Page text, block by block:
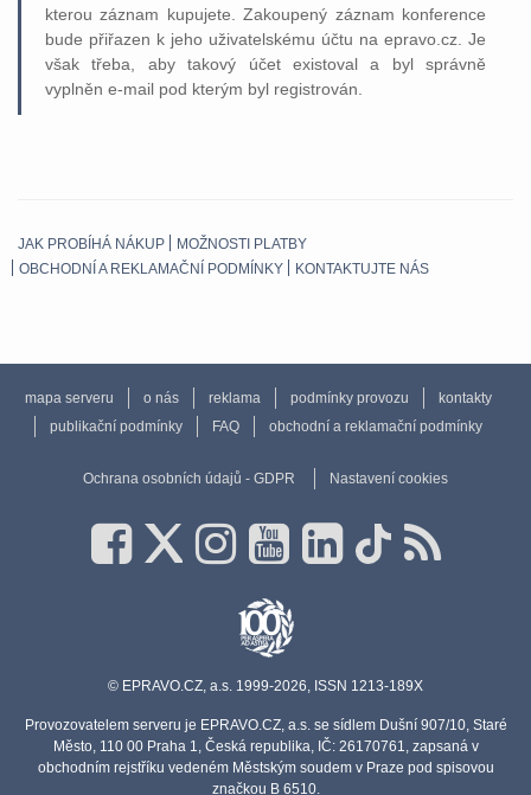
kterou záznam kupujete. Zakoupený záznam konference
bude přiřazen k jeho uživatelskému účtu na epravo.cz. Je
však třeba, aby takový účet existoval a byl správně
vyplněn e-mail pod kterým byl registrován.
JAK PROBÍHÁ NÁKUP
MOŽNOSTI PLATBY
OBCHODNÍ A REKLAMAČNÍ PODMÍNKY
KONTAKTUJTE NÁS
mapa serveru o nás reklama podmínky provozu
kontakty
publikační podmínky
FAQ obchodní a reklamační podmínky
Ochrana osobních údajů - GDPR Nastavení cookies
© EPRAVO.CZ, a.s. 1999-2026, ISSN 1213-189X
Provozovatelem serveru je EPRAVO.CZ, a.s. se sídlem Dušní 907/10, Staré
Město, 110 00 Praha 1, Česká republika, IČ: 26170761, zapsaná v
obchodním rejstříku vedeném Městským soudem v Praze pod spisovou
značkou B 6510.